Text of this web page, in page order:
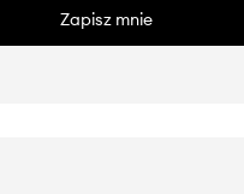
Zapisz mnie